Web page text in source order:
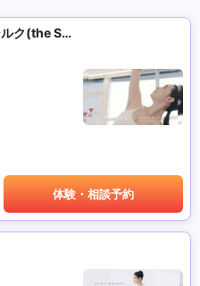
マシンピラティススタジオ ザ･シルク(the SILK)
体験・相談予約